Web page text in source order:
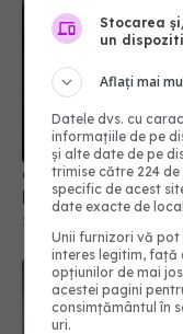
Creștere
România
25 aug 2025, 22:31
Stocarea
un
Aflați mai
Datele dvs. cu
informațiile de pe
și alte date de pe
trimise către 224
specific de acest
date exacte de
Unii furnizori vă
interes legitim, față
opțiunilor de mai
acestei pagini
consimțământul în
uri.